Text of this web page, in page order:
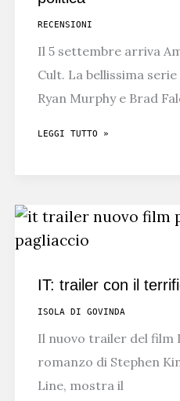
RECENSIONI
Il 5 settembre arriva
Cult. La bellissima
Ryan Murphy e Brad
AMERICAN
E
LEGGI TUTTO »
IT: trailer con il
ISOLA DI GOVINDA
Il nuovo trailer del
romanzo di Stephen
Line, mostra il